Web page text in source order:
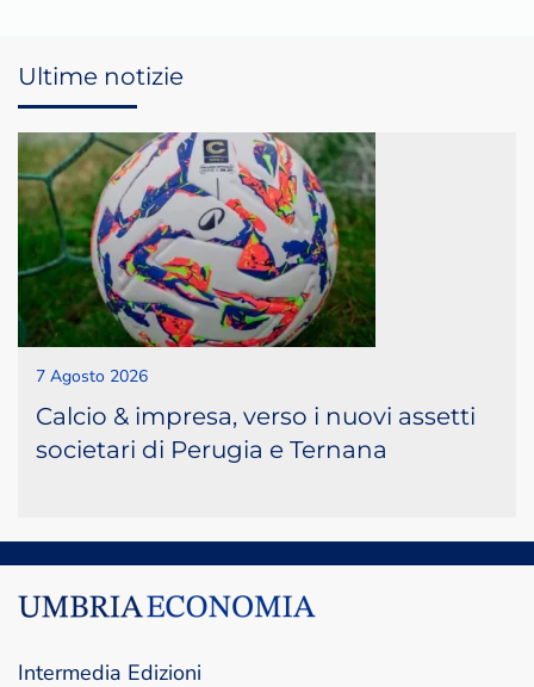
Ultime notizie
7 Agosto 2026
Calcio & impresa, verso i nuovi assetti
societari di Perugia e Ternana
Intermedia Edizioni